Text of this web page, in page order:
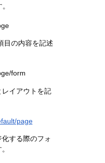
目の内容を記述
form
レイアウトを記
page
する際のフォ